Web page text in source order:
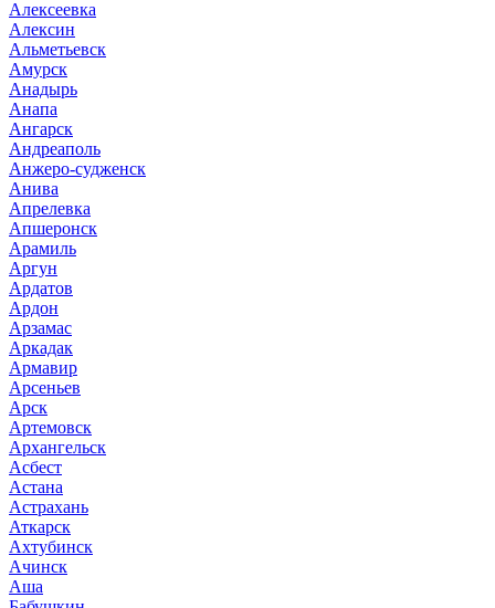
Алексеевка
Алексин
Альметьевск
Амурск
Анадырь
Анапа
Ангарск
Андреаполь
Анжеро-судженск
Анива
Апрелевка
Апшеронск
Арамиль
Аргун
Ардатов
Ардон
Арзамас
Аркадак
Армавир
Арсеньев
Арск
Артемовск
Архангельск
Асбест
Астана
Астрахань
Аткарск
Ахтубинск
Ачинск
Аша